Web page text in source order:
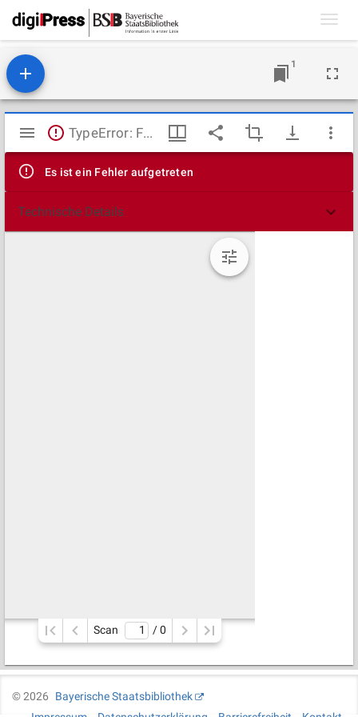
1
Mirador
Viewer
TypeError: Failed to fetch
Es ist ein Fehler aufgetreten
Technische Details
Scan / 0
©2026
Bayerische Staatsbibliothek